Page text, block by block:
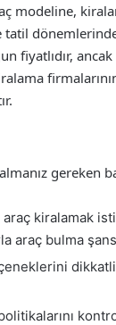
modeline,
fiyatlıdır,
gereken
kiralamak
araç bulma